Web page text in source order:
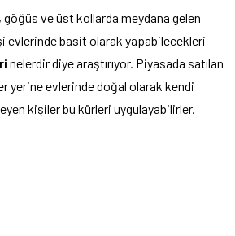
ve üst kollarda meydana gelen
evlerinde basit olarak yapabilecekleri
nelerdir diye araştırıyor. Piyasada satılan
yerine evlerinde doğal olarak kendi
kişiler bu kürleri uygulayabilirler.